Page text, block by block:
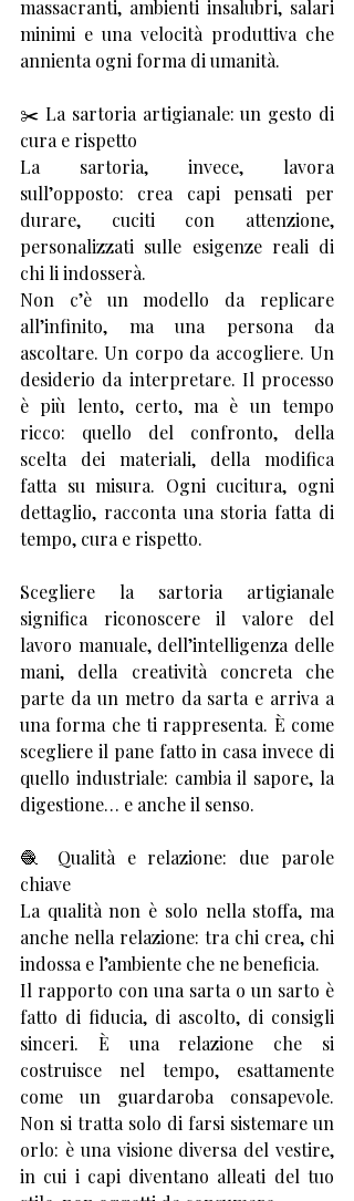
massacranti, ambienti insalubri, salari
minimi e una velocità produttiva che
annienta ogni forma di umanità.
✂️ La sartoria artigianale: un gesto di
cura e rispetto
La sartoria, invece, lavora
sull’opposto: crea capi pensati per
durare, cuciti con attenzione,
personalizzati sulle esigenze reali di
chi li indosserà.
Non c’è un modello da replicare
all’infinito, ma una persona da
ascoltare. Un corpo da accogliere. Un
desiderio da interpretare. Il processo
è più lento, certo, ma è un tempo
ricco: quello del confronto, della
scelta dei materiali, della modifica
fatta su misura. Ogni cucitura, ogni
dettaglio, racconta una storia fatta di
tempo, cura e rispetto.
Scegliere la sartoria artigianale
significa riconoscere il valore del
lavoro manuale, dell’intelligenza delle
mani, della creatività concreta che
parte da un metro da sarta e arriva a
una forma che ti rappresenta. È come
scegliere il pane fatto in casa invece di
quello industriale: cambia il sapore, la
digestione… e anche il senso.
🧶 Qualità e relazione: due parole
chiave
La qualità non è solo nella stoffa, ma
anche nella relazione: tra chi crea, chi
indossa e l’ambiente che ne beneficia.
Il rapporto con una sarta o un sarto è
fatto di fiducia, di ascolto, di consigli
sinceri. È una relazione che si
costruisce nel tempo, esattamente
come un guardaroba consapevole.
Non si tratta solo di farsi sistemare un
orlo: è una visione diversa del vestire,
in cui i capi diventano alleati del tuo